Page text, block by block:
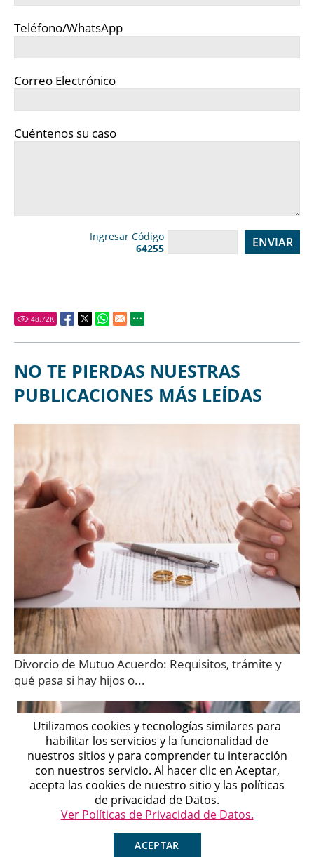
Teléfono/WhatsApp
Correo Electrónico
Cuéntenos su caso
Ingresar Código
64255
48.72K
NO TE PIERDAS NUESTRAS
PUBLICACIONES MÁS LEÍDAS
Divorcio de Mutuo Acuerdo: Requisitos, trámite y
qué pasa si hay hijos o...
Michell
Agente en Línea
Chatea ahora
Utilizamos cookies y tecnologías similares para
habilitar los servicios y la funcionalidad de
nuestros sitios y para comprender tu interacción
con nuestros servicio. Al hacer clic en Aceptar,
acepta las cookies de nuestro sitio y las políticas
de privacidad de Datos.
Ver Políticas de Privacidad de Datos.
ACEPTAR